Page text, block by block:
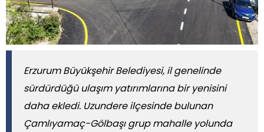
Erzurum Büyükşehir Belediyesi, il genelinde
sürdürdüğü ulaşım yatırımlarına bir yenisini
daha ekledi. Uzundere ilçesinde bulunan
Çamlıyamaç-Gölbaşı grup mahalle yolunda